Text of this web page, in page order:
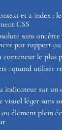
et z-index :
CSS
sans
par rapport
conteneur le plus
: quand utiliser
indicateur sur un
visuel léger sans
élément plein